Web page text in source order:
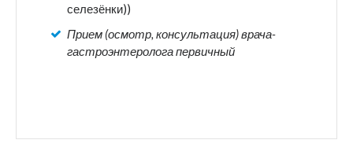
селезёнки))
Прием (осмотр, консультация) врача-
гастроэнтеролога первичный